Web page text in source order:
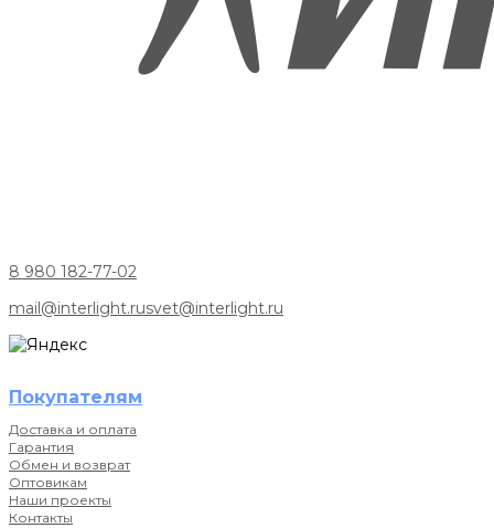
8 980 182-77-02
mail@interlight.rusvet@interlight.ru
Покупателям
Доставка и оплата
Гарантия
Обмен и возврат
Оптовикам
Наши проекты
Контакты